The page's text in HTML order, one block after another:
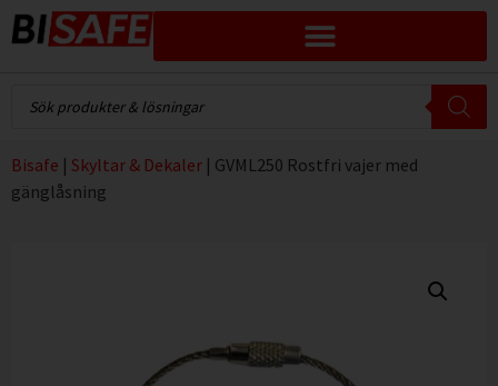
Bisafe | Skyltar & Dekaler | GVML250 Rostfri vajer med
gänglåsning